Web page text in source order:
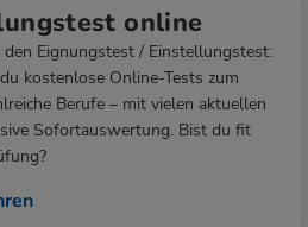
online
den Eignungstest / Einstellungstest:
kostenlose Online-Tests zum
Berufe – mit vielen aktuellen
Sofortauswertung. Bist du fit